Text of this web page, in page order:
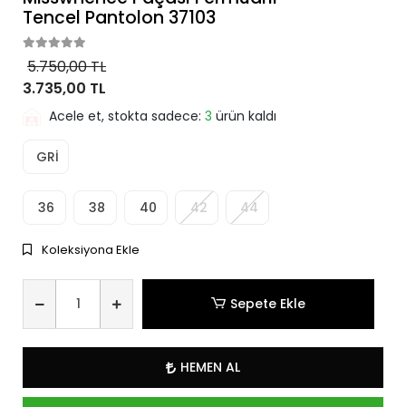
Tencel Pantolon 37103
5.750,00 TL
3.735,00 TL
Acele et, stokta sadece: 3 ürün kaldı
GRİ
36 38 40 42 44
Koleksiyona Ekle
Sepete Ekle
HEMEN AL